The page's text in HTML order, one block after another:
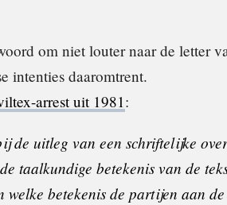
om niet louter naar de letter
intenties daaromtrent.
arrest uit 1981:
de uitleg van een schriftelijke
taalkundige betekenis van de
welke betekenis de partijen aan